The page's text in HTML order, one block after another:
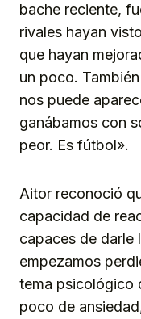
bache reciente,
rivales hayan
que hayan
un poco.
nos puede
ganábamos con
peor. Es fútbol».
Aitor reconoció
capacidad de
capaces de darle
empezamos
tema psicológico
poco de